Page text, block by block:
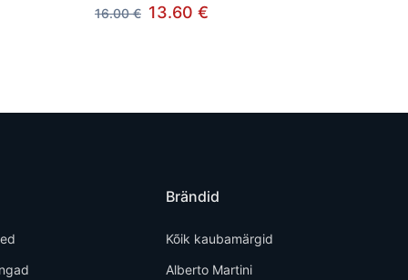
16.00 € 13.60 €
Brändid
Kõik kaubamärgid
Alberto Martini